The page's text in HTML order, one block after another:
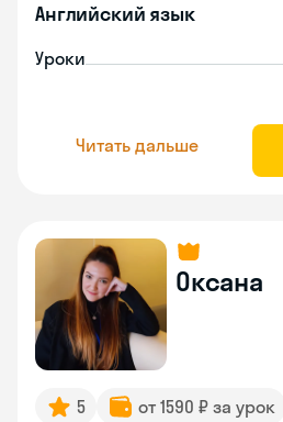
Английский язык
Уроки
Читать дальше
Оксана
5 от 1590 ₽ за урок